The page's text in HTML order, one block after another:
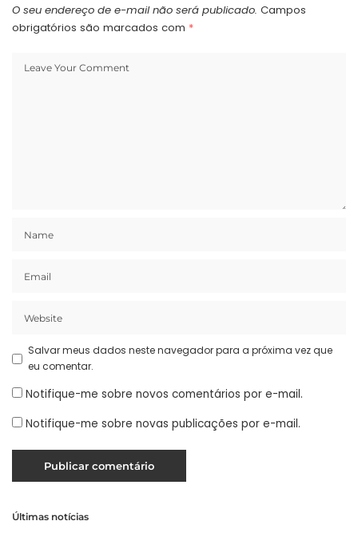
O seu endereço de e-mail não será publicado. Campos
obrigatórios são marcados com *
Salvar meus dados neste navegador para a próxima vez que
eu comentar.
Notifique-me sobre novos comentários por e-mail.
Notifique-me sobre novas publicações por e-mail.
Últimas notícias